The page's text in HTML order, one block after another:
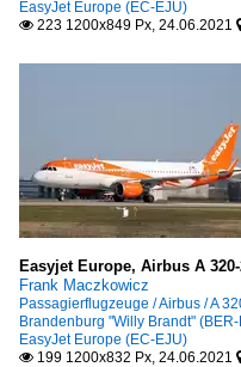
EasyJet Europe (EC-EJU)
 223 1200x849 Px, 24.06.2021
Easyjet Europe, Airbus A
Frank Maczkowicz
Passagierflugzeuge / Airbus / A
Brandenburg "Willy Brandt"
EasyJet Europe (EC-EJU)
 199 1200x832 Px, 24.06.2021